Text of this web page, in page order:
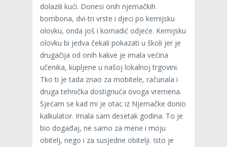
dolazili kući. Donesi onih njemačkih
bombona, dvi-tri vrste i djeci po kemijsku
olovku, onda još i komadić odjeće. Kemijsku
olovku bi jedva čekali pokazati u školi jer je
drugačija od onih kakve je imala većina
učenika, kupljene u našoj lokalnoj trgovini.
Tko ti je tada znao za mobitele, računala i
druga tehnička dostignuća ovoga vremena.
Sjećam se kad mi je otac iz Njemačke donio
kalkulator. Imala sam desetak godina. To je
bio događaj, ne samo za mene i moju
obitelj, nego i za susjedne obitelji. Isto je